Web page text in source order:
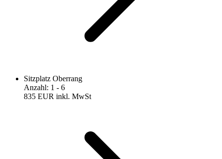
Sitzplatz Oberrang
Anzahl: 1 - 6
835 EUR inkl. MwSt